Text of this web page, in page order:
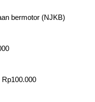
bermotor (NJKB)